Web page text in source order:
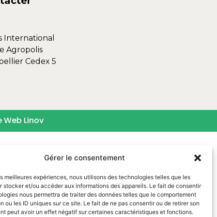
Gérer le consentement
meilleures expériences, nous utilisons des technologies telles que les
stocker et/ou accéder aux informations des appareils. Le fait de consentir
nous permettra de traiter des données telles que le comportement
ou les ID uniques sur ce site. Le fait de ne pas consentir ou de retirer son
peut avoir un effet négatif sur certaines caractéristiques et fonctions.
International
Agropolis
Cedex 5
Web Linov